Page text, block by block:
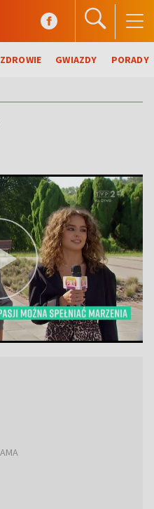
ZDROWIE GWIAZDY PORADY